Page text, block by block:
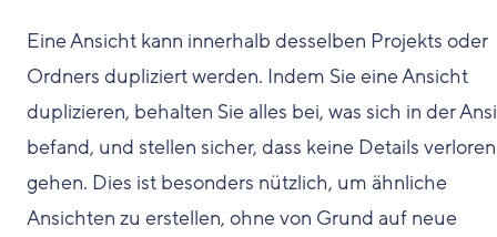
Eine Ansicht kann innerhalb desselben Projekts oder
Ordners dupliziert werden. Indem Sie eine Ansicht
duplizieren, behalten Sie alles bei, was sich in der
befand, und stellen sicher, dass keine Details verloren
gehen. Dies ist besonders nützlich, um ähnliche
Ansichten zu erstellen, ohne von Grund auf neue